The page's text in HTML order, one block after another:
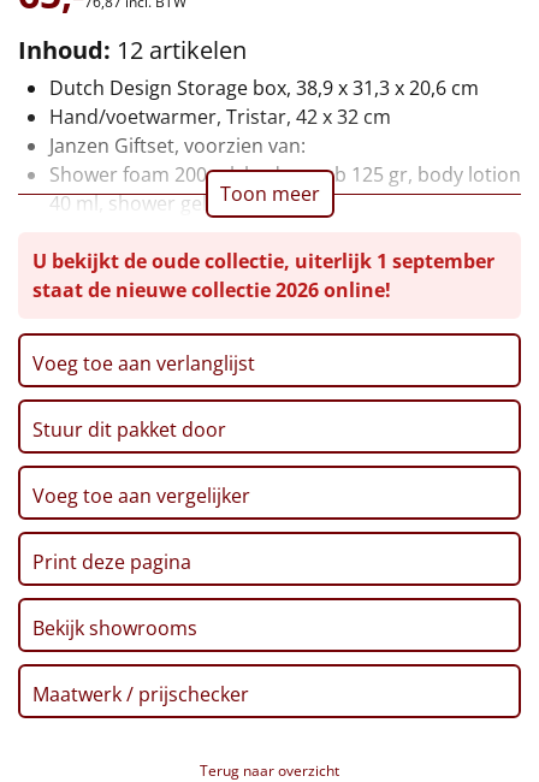
Duurzaam
Leuke
Goedkope
Alle thema's
Artikel
Hitster NIEUW
Pizzarette
Tas
Wake up light
NIEUW
Borrelplank
Warmtekussen
NIEUW
Inhoud: 12 artikelen
Dutch Design Storage box, 38,9 x 31,3 x 20,6 cm
Hand/voetwarmer, Tristar, 42 x 32 cm
Janzen Giftset, voorzien van:
Shower foam 200 ml, body scrub 125 gr, body lotion
40 ml, shower gel 40 ml
Slagroom, 250 ml
Minikoekjes, 50 gr
transportdoos, 38.9 x 31.3 x 20.6 cm
Toon meer
U bekijkt de oude collectie, uiterlijk 1 september
staat de nieuwe collectie 2026 online!
Voeg toe aan verlanglijst
Stuur dit pakket door
Voeg toe aan vergelijker
Print deze pagina
Bekijk showrooms
Maatwerk / prijschecker
Terug naar overzicht